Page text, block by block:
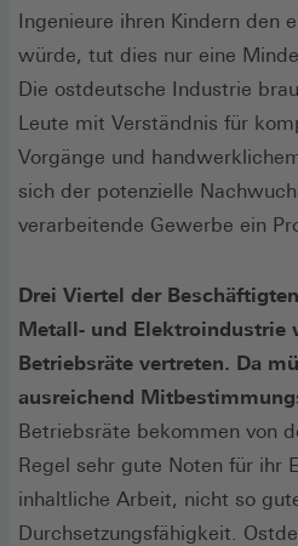
Ingenieure ihren Kindern den
würde, tut dies nur eine
Die ostdeutsche Industrie
Leute mit Verständnis für
Vorgänge und
sich der potenzielle
verarbeitende Gewerbe ein
Drei Viertel der
Metall- und Elektroindustrie
Betriebsräte vertreten. Da
ausreichend
Betriebsräte bekommen von
Regel sehr gute Noten für ihr
inhaltliche Arbeit, nicht so
Durchsetzungsfähigkeit.